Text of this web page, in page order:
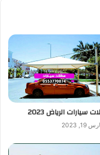
سيارات الرياض 2023
19, 2023